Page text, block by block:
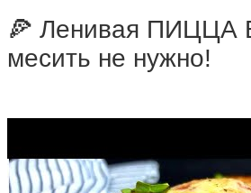
🍕 Ленивая ПИЦЦА
месить не нужно!